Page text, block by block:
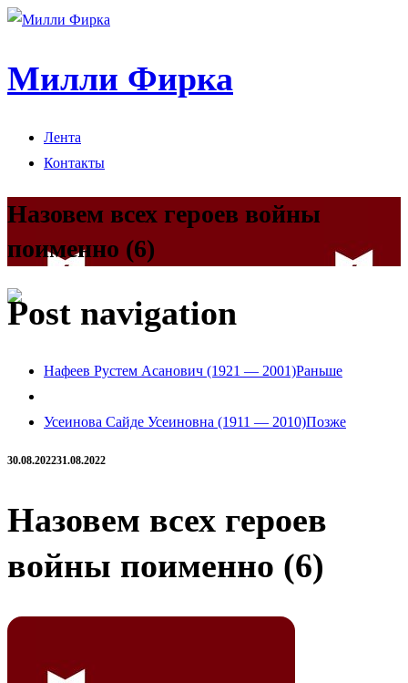
Милли Фирка
Лента
Контакты
Назовем всех героев войны
поименно (6)
Post navigation
Нафеев Рустем Асанович (1921 — 2001)Раньше
Усеинова Сайде Усеиновна (1911 — 2010)Позже
30.08.202231.08.2022
Назовем всех героев
войны поименно (6)